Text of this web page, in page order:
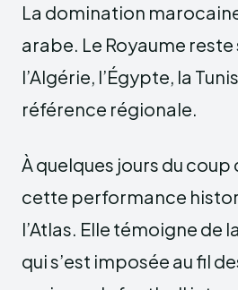
La domination
arabe. Le Royaume
l’Algérie, l’Égypte, la
référence régionale.
À quelques jours du coup
cette performance
l’Atlas. Elle témoigne de
qui s’est imposée au fil